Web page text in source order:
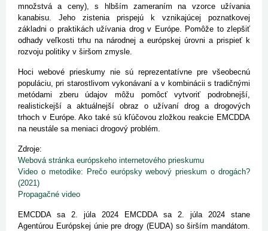
množstvá a ceny), s hlbším zameraním na vzorce užívania
kanabisu. Jeho zistenia prispejú k vznikajúcej poznatkovej
základni o praktikách užívania drog v Európe. Pomôže to zlepšiť
odhady veľkosti trhu na národnej a európskej úrovni a prispieť k
rozvoju politiky v širšom zmysle.
Hoci webové prieskumy nie sú reprezentatívne pre všeobecnú
populáciu, pri starostlivom vykonávaní a v kombinácii s tradičnými
metódami zberu údajov môžu pomôcť vytvoriť podrobnejší,
realistickejší a aktuálnejší obraz o užívaní drog a drogových
trhoch v Európe. Ako také sú kľúčovou zložkou reakcie EMCDDA
na neustále sa meniaci drogový problém.
Zdroje:
Webová stránka európskeho internetového prieskumu
Video o metodike: Prečo európsky webový prieskum o drogách?
(2021)
Propagačné video
EMCDDA sa 2. júla 2024 EMCDDA sa 2. júla 2024 stane
Agentúrou Európskej únie pre drogy (EUDA) so širším mandátom.